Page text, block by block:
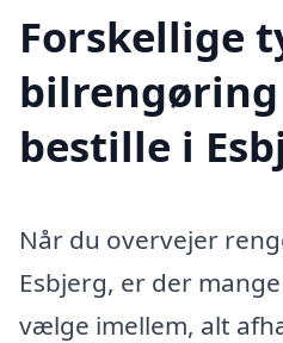
Forskellige
bestille i
Når du overvejer
Esbjerg, er der
vælge imellem, alt